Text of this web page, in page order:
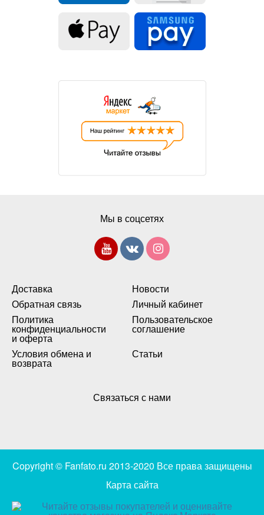
Доставка
Новости
Обратная связь
Личный кабинет
Политика
конфиденциальности
и оферта
Пользовательское
соглашение
Условия обмена и
возврата
Статьи
Мы в соцсетях
Связаться с нами
Copyright © Fanfato.ru 2013-2020 Все права защищены
Карта сайта